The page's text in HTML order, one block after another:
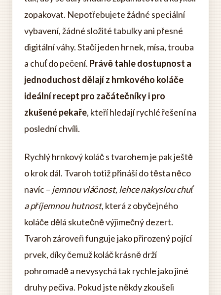
zopakovat. Nepotřebujete žádné speciální
vybavení, žádné složité tabulky ani přesné
digitální váhy. Stačí jeden hrnek, mísa, trouba
a chuť do pečení. Právě tahle dostupnost a
jednoduchost dělají z hrnkového koláče
ideální recept pro začátečníky i pro
zkušené pekaře, kteří hledají rychlé řešení na
poslední chvíli.
Rychlý hrnkový koláč s tvarohem je pak ještě
o krok dál. Tvaroh totiž přináší do těsta něco
navíc – jemnou vláčnost, lehce nakyslou chuť
a příjemnou hutnost, která z obyčejného
koláče dělá skutečně výjimečný dezert.
Tvaroh zároveň funguje jako přirozený pojící
prvek, díky čemuž koláč krásně drží
pohromadě a nevysychá tak rychle jako jiné
druhy pečiva. Pokud jste někdy zkoušeli